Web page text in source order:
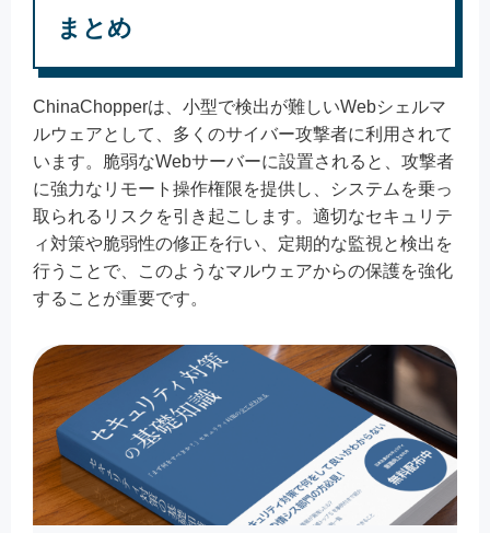
まとめ
ChinaChopperは、小型で検出が難しいWebシェルマ
ルウェアとして、多くのサイバー攻撃者に利用されて
います。脆弱なWebサーバーに設置されると、攻撃者
に強力なリモート操作権限を提供し、システムを乗っ
取られるリスクを引き起こします。適切なセキュリテ
ィ対策や脆弱性の修正を行い、定期的な監視と検出を
行うことで、このようなマルウェアからの保護を強化
することが重要です。